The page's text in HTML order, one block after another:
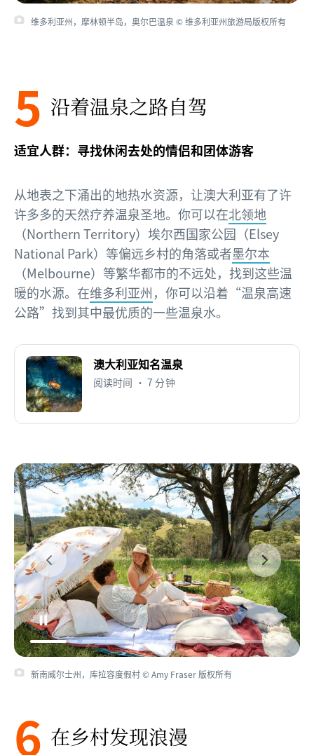
维多利亚州，摩林顿半岛，奥尔巴温泉 © 维多利亚州旅游局版权所有
5 沿着温泉之路自驾
适宜人群：寻找休闲去处的情侣和团体游客
从地表之下涌出的地热水资源，让澳大利亚有了许
许多多的天然疗养温泉圣地。你可以在北领地
（Northern Territory）埃尔西国家公园（Elsey
National Park）等偏远乡村的角落或者墨尔本
（Melbourne）等繁华都市的不远处，找到这些温
暖的水源。在维多利亚州，你可以沿着“温泉高速
公路”找到其中最优质的一些温泉水。
澳大利亚知名温泉
阅读时间 • 7 分钟
新南威尔士州，库拉容度假村 © Amy Fraser 版权所有
6 在乡村发现浪漫